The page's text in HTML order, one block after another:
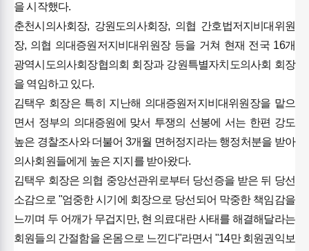
을 시작했다.
춘천시의사회장, 강원도의사회장, 의협 간호법저지비대위원
장, 의협 의대증원저지비대위원장 등을 거쳐 현재 전국 16개
광역시도의사회장협의회 회장과 강원특별자치도의사회 회장
을 역임하고 있다.
김택우 회장은 특히 지난해 의대증원저지비대위원장을 맡으
면서 정부의 의대증원에 맞서 투쟁의 선봉에 서는 한편 강도
높은 경찰조사와 더불어 3개월 면허정지라는 행정처분을 받아
의사회원들에게 높은 지지를 받아왔다.
김택우 회장은 의협 중앙선관위로부터 당선증을 받은 뒤 당선
소감으로 "엄중한 시기에 회장으로 당선되어 막중한 책임감을
느끼며 두 어깨가 무겁지만, 현 의료대란 사태를 해결해달라는
회원들의 간절함을 온몸으로 느낀다"라면서 "14만 회원권익보